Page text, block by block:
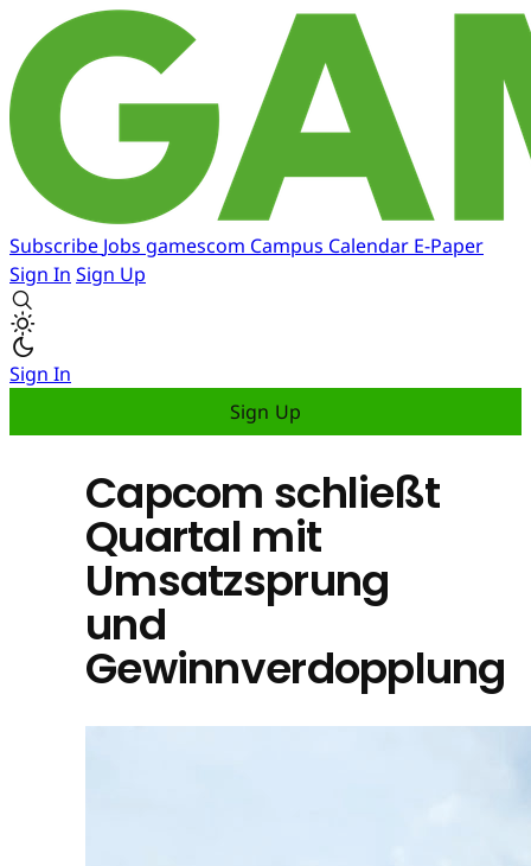
Subscribe Jobs gamescom Campus Calendar E-Paper
Sign In Sign Up
Sign In
Sign Up
Capcom schließt
Quartal mit
Umsatzsprung
und
Gewinnverdopplung